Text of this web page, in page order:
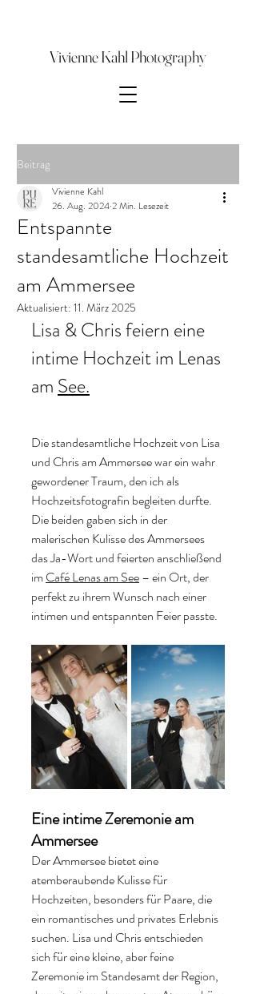
Vivienne Kahl Photography
Beitrag
Entspannte
standesamtliche Hochzeit
am Ammersee
Vivienne Kahl
26. Aug. 20242 Min. Lesezeit
Aktualisiert: 11. März 2025
Lisa & Chris feiern eine
intime Hochzeit im Lenas
am See.
Die standesamtliche Hochzeit von Lisa
und Chris am Ammersee war ein wahr
gewordener Traum, den ich als
Hochzeitsfotografin begleiten durfte.
Die beiden gaben sich in der
malerischen Kulisse des Ammersees
das Ja-Wort und feierten anschließend
im Café Lenas am See – ein Ort, der
perfekt zu ihrem Wunsch nach einer
intimen und entspannten Feier passte.
Eine intime Zeremonie am
Ammersee
Der Ammersee bietet eine
atemberaubende Kulisse für
Hochzeiten, besonders für Paare, die
ein romantisches und privates Erlebnis
suchen. Lisa und Chris entschieden
sich für eine kleine, aber feine
Zeremonie im Standesamt der Region,